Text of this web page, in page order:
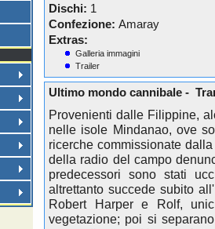
Dischi: 1
Confezione: Amaray
Extras:
Galleria immagini
Trailer
Ultimo mondo cannibale -
Provenienti dalle Filippine,
nelle isole Mindanao, ove
ricerche commissionate
della radio del campo
predecessori sono stati
altrettanto succede subito
Robert Harper e Rolf,
vegetazione; poi si